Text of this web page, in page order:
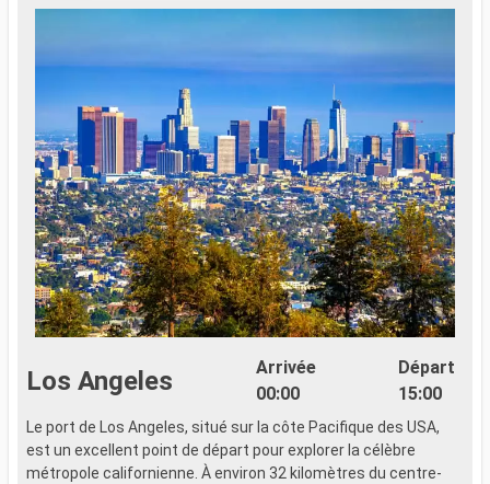
Los Angeles
Arrivée
00:00
Départ
15:00
Le port de Los Angeles, situé sur la côte Pacifique des USA,
est un excellent point de départ pour explorer la célèbre
métropole californienne. À environ 32 kilomètres du centre-